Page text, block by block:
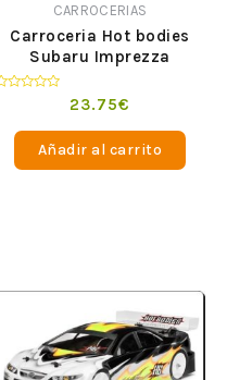
CARROCERIAS
Carroceria Hot bodies
Subaru Imprezza
Lightweight Type B Body
23.75€
Añadir al carrito